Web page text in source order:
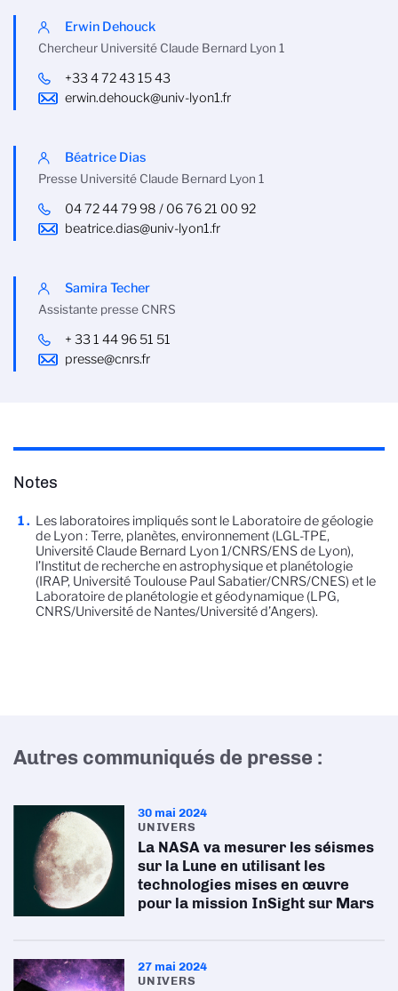
Erwin Dehouck
Chercheur Université Claude Bernard Lyon 1
+33 4 72 43 15 43
erwin.dehouck@univ-lyon1.fr
Béatrice Dias
Presse Université Claude Bernard Lyon 1
04 72 44 79 98 / 06 76 21 00 92
beatrice.dias@univ-lyon1.fr
Samira Techer
Assistante presse CNRS
+ 33 1 44 96 51 51
presse@cnrs.fr
Notes
Les laboratoires impliqués sont le Laboratoire de géologie
de Lyon : Terre, planètes, environnement (LGL-TPE,
Université Claude Bernard Lyon 1/CNRS/ENS de Lyon),
l’Institut de recherche en astrophysique et planétologie
(IRAP, Université Toulouse Paul Sabatier/CNRS/CNES) et le
Laboratoire de planétologie et géodynamique (LPG,
CNRS/Université de Nantes/Université d’Angers).
Autres communiqués de presse :
30 mai 2024
UNIVERS
La NASA va mesurer les séismes
sur la Lune en utilisant les
technologies mises en œuvre
pour la mission InSight sur Mars
27 mai 2024
UNIVERS